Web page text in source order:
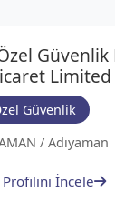
Güvenlik
Güvenlik
/ Adıyaman
İncele